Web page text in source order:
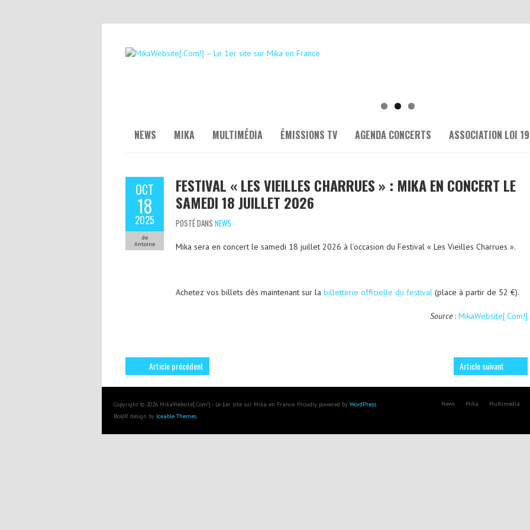
NEWS MIKA MULTIMÉDIA ÉMISSIONS TV AGENDA CONCERTS ASSOCIATION LOI
OCT
18
2025
de
Antoine
FESTIVAL « LES VIEILLES CHARRUES » : MIKA EN CONCERT LE
SAMEDI 18 JUILLET 2026
POSTÉ DANS NEWS
Mika sera en concert le samedi 18 juillet 2026 à l’occasion du Festival « Les Vieilles Charrues ».
Achetez vos billets dès maintenant sur la billetterie officielle du festival (place à partir de 52 €).
Source: MikaWebsite[.Com!]
Article précédent Article suivant
Copyright © 2026 MikaWebsite[.Com!] - Le 1er site sur Mika en France. Proudly powered by WordPress.
BoldR design by Iceable Themes.
News Mika Multimédia